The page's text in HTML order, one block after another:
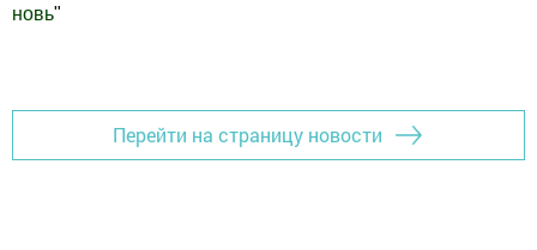
новь"
Перейти на страницу новости